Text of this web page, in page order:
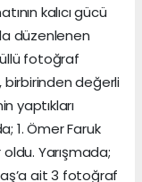
kalıcı gücü
düzenlenen
fotoğraf
birbirinden değerli
yaptıkları
1. Ömer Faruk
Yarışmada;
ait 3 fotoğraf